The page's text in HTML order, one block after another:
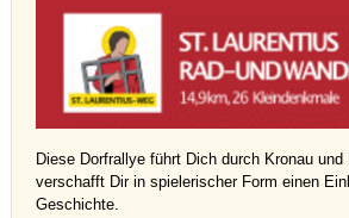
Diese Dorfrallye führt Dich durch Kronau und
verschafft Dir in spielerischer Form einen
Geschichte.